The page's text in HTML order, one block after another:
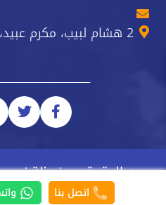
2 هشام لبيب، مكرم عبيد، مدينة نصر
الضريبي 223-743-723اتصل بنا